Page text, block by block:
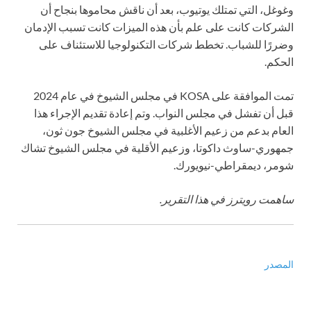
وغوغل، التي تمتلك يوتيوب، بعد أن ناقش محاموها بنجاح أن
الشركات كانت على علم بأن هذه الميزات كانت تسبب الإدمان
وضررًا للشباب. تخطط شركات التكنولوجيا للاستئناف على
الحكم.
تمت الموافقة على KOSA في مجلس الشيوخ في عام 2024
قبل أن تفشل في مجلس النواب. وتم إعادة تقديم الإجراء هذا
العام بدعم من زعيم الأغلبية في مجلس الشيوخ جون ثون،
جمهوري-ساوث داكوتا، وزعيم الأقلية في مجلس الشيوخ تشاك
شومر، ديمقراطي-نيويورك.
ساهمت رويترز في هذا التقرير.
المصدر